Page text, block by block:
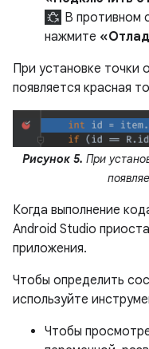
В противном
нажмите
При установке точки
появляется красная
Рисунок 5. При
Когда выполнение
Android Studio
приложения.
Чтобы определить
используйте
Чтобы